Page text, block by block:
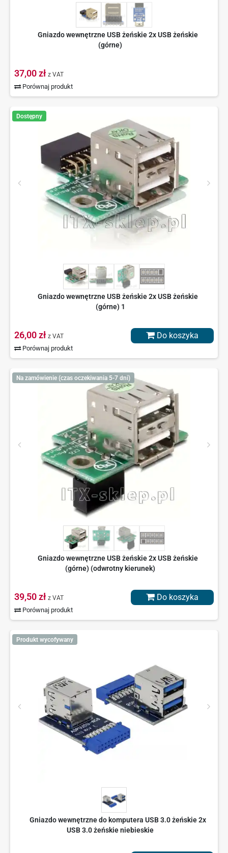
Gniazdo wewnętrzne USB żeńskie 2x USB żeńskie
(górne)
37,00 zł z VAT
Porównaj produkt
Dostępny
Gniazdo wewnętrzne USB żeńskie 2x USB żeńskie
(górne) 1
26,00 zł z VAT
Porównaj produkt
Do koszyka
Na zamówienie (czas oczekiwania 5-7 dni)
Gniazdo wewnętrzne USB żeńskie 2x USB żeńskie
(górne) (odwrotny kierunek)
39,50 zł z VAT
Porównaj produkt
Do koszyka
Produkt wycofywany
Gniazdo wewnętrzne do komputera USB 3.0 żeńskie 2x
USB 3.0 żeńskie niebieskie